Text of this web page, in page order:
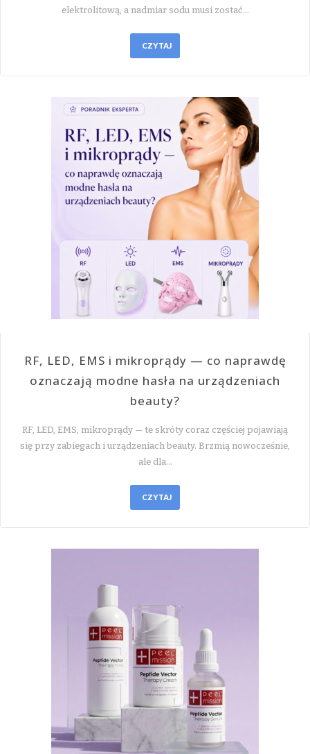
elektrolitową, a nadmiar sodu musi zostać…
CZYTAJ
RF, LED, EMS i mikroprądy — co naprawdę
oznaczają modne hasła na urządzeniach
beauty?
RF, LED, EMS, mikroprądy — te skróty coraz częściej pojawiają
się przy zabiegach i urządzeniach beauty. Brzmią nowocześnie,
ale dla…
CZYTAJ